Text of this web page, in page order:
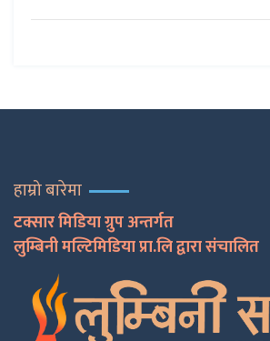
हाम्रो बारेमा
टक्सार मिडिया ग्रुप अन्तर्गत
लुम्बिनी मल्टिमिडिया प्रा.लि द्वारा संचालित